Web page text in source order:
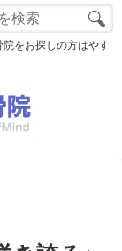
をお探しの方はやす